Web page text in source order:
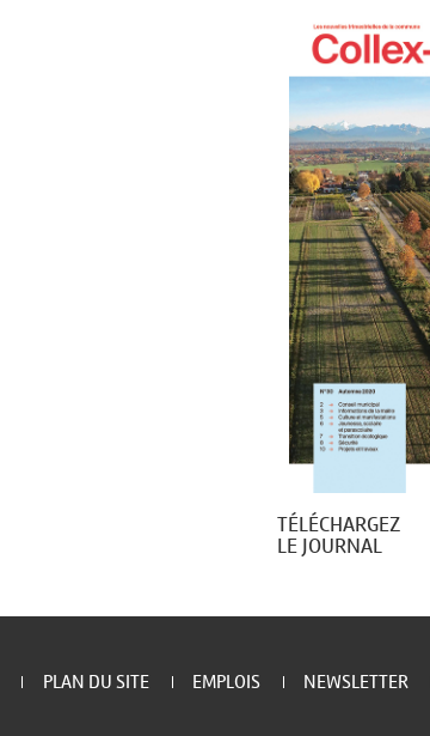
TÉLÉCHARGEZ
LE JOURNAL
PLAN DU SITE EMPLOIS NEWSLETTER